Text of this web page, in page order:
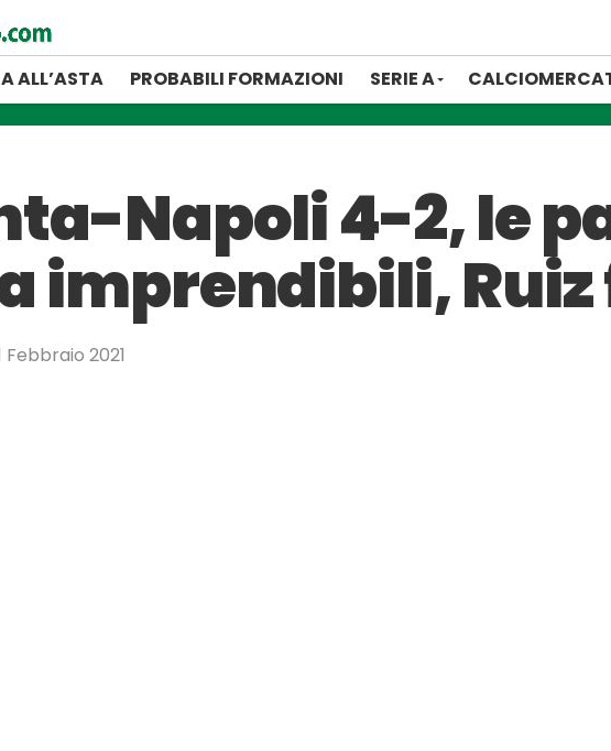
ALL’ASTA PROBABILI FORMAZIONI SERIE A
Napoli 4-2, le
imprendibili, Ruiz
Febbraio 2021